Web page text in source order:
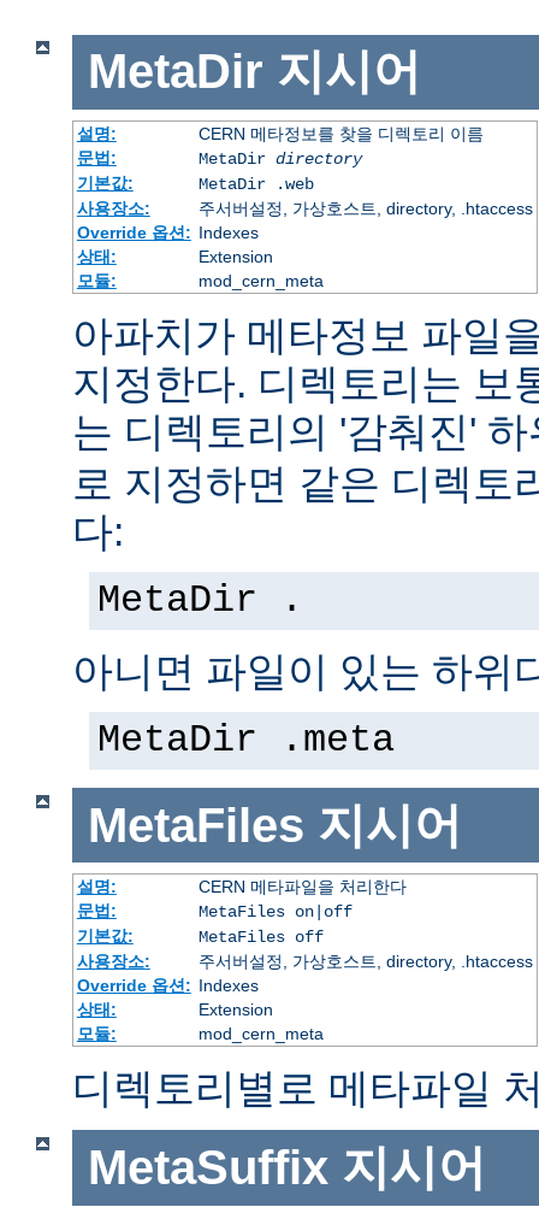
MetaDir 지시어
설명:
CERN 메타정보를 찾을 디렉토리 이름
문법:
MetaDir directory
기본값:
MetaDir .web
사용장소:
주서버설정, 가상호스트, directory, .htaccess
Override 옵션: Indexes
상태:
Extension
모듈:
mod_cern_meta
아파치가 메타정보 파일
지정한다. 디렉토리는 보
는 디렉토리의 '감춰진'
로 지정하면 같은 디렉토
다:
MetaDir .
아니면 파일이 있는 하위
MetaDir .meta
MetaFiles 지시어
설명:
CERN 메타파일을 처리한다
문법:
MetaFiles on|off
기본값:
MetaFiles off
사용장소:
주서버설정, 가상호스트, directory, .htaccess
Override 옵션: Indexes
상태:
Extension
모듈:
mod_cern_meta
디렉토리별로 메타파일
MetaSuffix 지시어